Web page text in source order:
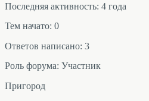
Последняя активность: 4 года
Тем начато: 0
Ответов написано: 3
Роль форума: Участник
Пригород